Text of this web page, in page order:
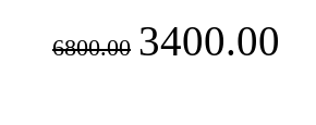
6800.00 3400.00